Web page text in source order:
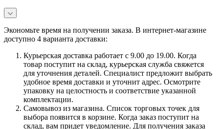
Экономьте время на получении заказа. В интернет-магазине
доступно 4 варианта доставки:
Курьерская доставка работает с 9.00 до 19.00. Когда
товар поступит на склад, курьерская служба свяжется
для уточнения деталей. Специалист предложит выбрать
удобное время доставки и уточнит адрес. Осмотрите
упаковку на целостность и соответствие указанной
комплектации.
Самовывоз из магазина. Список торговых точек для
выбора появится в корзине. Когда заказ поступит на
склад, вам придет уведомление. Для получения заказа